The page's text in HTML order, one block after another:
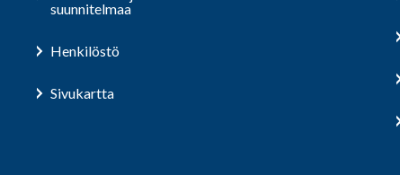
suunnitelmaa
Henkilöstö
Sivukartta